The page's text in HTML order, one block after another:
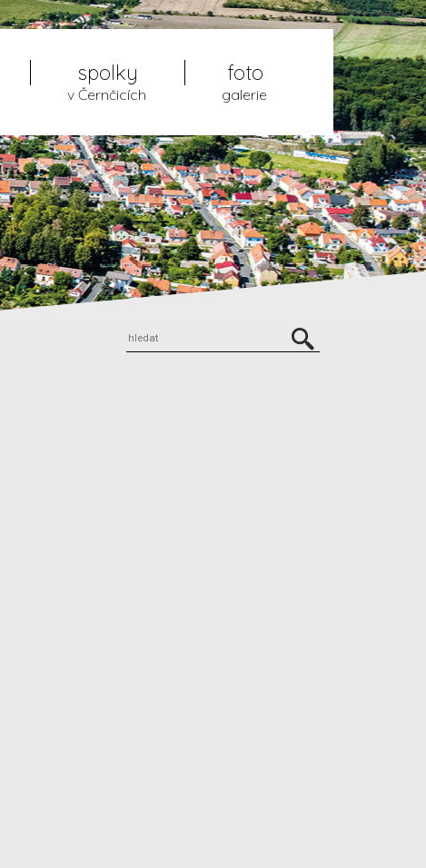
spolky
v Černčicích
foto
galerie